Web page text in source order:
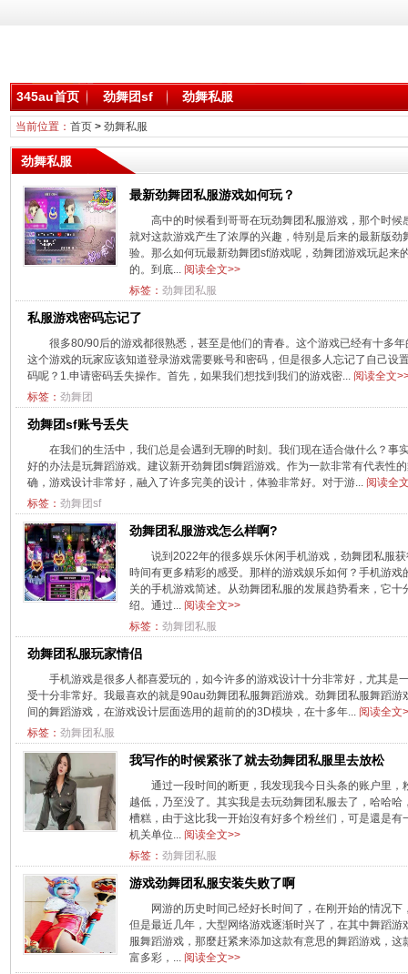
345au首页 劲舞团sf 劲舞私服
当前位置： 首页> 劲舞私服
劲舞私服
最新劲舞团私服游戏如何玩？
高中的时候看到哥哥在玩劲舞团私服游戏，那个时
就对这款游戏产生了浓厚的兴趣，特别是后来的最新版
验。那么如何玩最新劲舞团sf游戏呢，劲舞团游戏玩起来
的。到底... 阅读全文>>
标签： 劲舞团私服
私服游戏密码忘记了
很多80/90后的游戏都很熟悉，甚至是他们的青春。这个游戏已经有十多
这个游戏的玩家应该知道登录游戏需要账号和密码，但是很多人忘记了自己设
码呢？1.申请密码丢失操作。首先，如果我们想找到我们的游戏密... 阅读全文
标签： 劲舞团
劲舞团sf账号丢失
在我们的生活中，我们总是会遇到无聊的时刻。我们现在适合做什么？事
好的办法是玩舞蹈游戏。建议新开劲舞团sf舞蹈游戏。作为一款非常有代表性
确，游戏设计非常好，融入了许多完美的设计，体验非常好。对于游... 阅读全
标签： 劲舞团sf
劲舞团私服游戏怎么样啊?
说到2022年的很多娱乐休闲手机游戏，劲舞团私服
時间有更多精彩的感受。那样的游戏娱乐如何？手机游
关的手机游戏简述。从劲舞团私服的发展趋势看来，它
绍。通过... 阅读全文>>
标签： 劲舞团私服
劲舞团私服玩家情侣
手机游戏是很多人都喜爱玩的，如今许多的游戏设计十分非常好，尤其是
受十分非常好。我最喜欢的就是90au劲舞团私服舞蹈游戏。劲舞团私服舞蹈
间的舞蹈游戏，在游戏设计层面选用的超前的的3D模块，在十多年... 阅读全文
标签： 劲舞团私服
我写作的时候紧张了就去劲舞团私服里去放松
通过一段时间的断更，我发现我今日头条的账户里
越低，乃至没了。其实我是去玩劲舞团私服去了，哈哈
槽糕，由于这比我一开始沒有好多个粉丝们，可是還是
机关单位... 阅读全文>>
标签： 劲舞团私服
游戏劲舞团私服安装失败了啊
网游的历史时间己经好长时间了，在刚开始的情况
但是最近几年，大型网络游戏逐渐时兴了，在其中舞蹈
服舞蹈游戏，那麼赶紧来添加这款有意思的舞蹈游戏，
富多彩，... 阅读全文>>